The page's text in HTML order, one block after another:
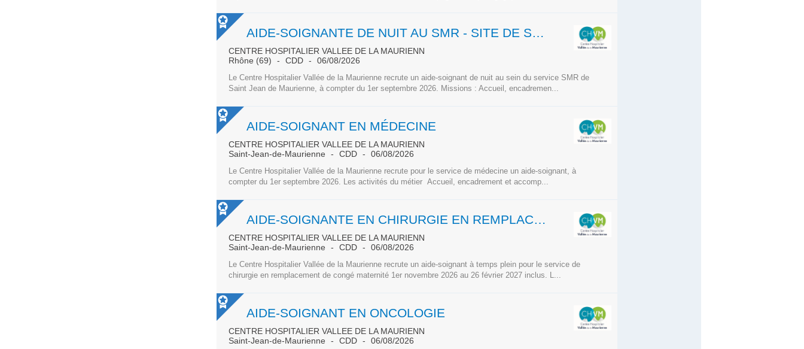
AIDE-SOIGNANTE DE NUIT AU SMR - SITE DE SAINT JEAN DE MAURIENNE
CENTRE HOSPITALIER VALLEE DE LA MAURIENN
Rhône (69)
CDD 06/08/2026
Le Centre Hospitalier Vallée de la Maurienne recrute un aide-soignant de nuit au sein du service SMR de
Saint Jean de Maurienne, à compter du 1er septembre 2026. Missions : Accueil, encadremen...
AIDE-SOIGNANT EN MÉDECINE
CENTRE HOSPITALIER VALLEE DE LA MAURIENN
Saint-Jean-de-Maurienne
CDD 06/08/2026
Le Centre Hospitalier Vallée de la Maurienne recrute pour le service de médecine un aide-soignant, à
compter du 1er septembre 2026. Les activités du métier Accueil, encadrement et accomp...
AIDE-SOIGNANTE EN CHIRURGIE EN REMPLACEMENT CONGÉ DE MATERNITÉ
CENTRE HOSPITALIER VALLEE DE LA MAURIENN
Saint-Jean-de-Maurienne
CDD 06/08/2026
Le Centre Hospitalier Vallée de la Maurienne recrute un aide-soignant à temps plein pour le service de
chirurgie en remplacement de congé maternité 1er novembre 2026 au 26 février 2027 inclus. L...
AIDE-SOIGNANT EN ONCOLOGIE
CENTRE HOSPITALIER VALLEE DE LA MAURIENN
Saint-Jean-de-Maurienne
CDD 06/08/2026